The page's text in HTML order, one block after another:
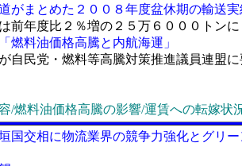
がまとめた２００８年度盆休期の輸送実
前年度比２％増の２５万６０００トンに
燃料油価格高騰と内航海運」
自民党・燃料等高騰対策推進議員連盟に
/燃料油価格高騰の影響/運賃への転嫁状
国交相に物流業界の競争力強化とグリー